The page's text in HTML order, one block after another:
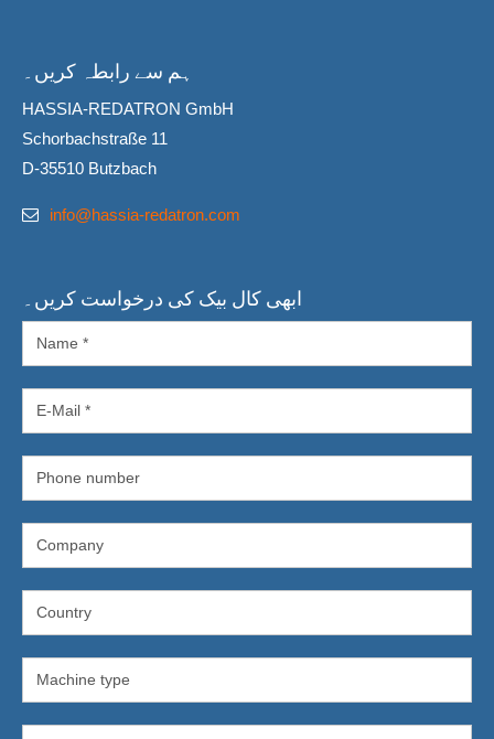
ہم سے رابطہ کریں۔
HASSIA-REDATRON GmbH
Schorbachstraße 11
D-35510 Butzbach
info@hassia-redatron.com
ابھی کال بیک کی درخواست کریں۔